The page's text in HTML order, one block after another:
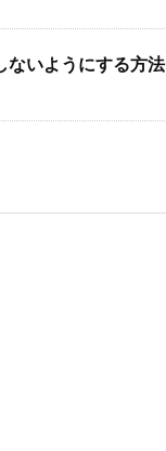
ないようにする方法